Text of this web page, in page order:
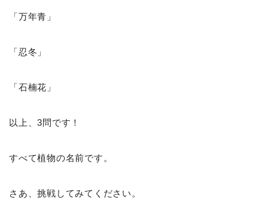
「万年青」
「忍冬」
「石楠花」
以上、3問です！
すべて植物の名前です。
さあ、挑戦してみてください。